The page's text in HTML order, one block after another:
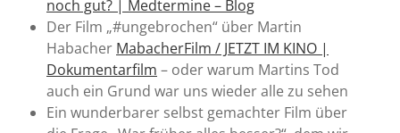
noch gut? | Medtermine – Blog
Der Film „#ungebrochen“ über Martin
Habacher MabacherFilm / JETZT IM KINO |
Dokumentarfilm – oder warum Martins Tod
auch ein Grund war uns wieder alle zu sehen
Ein wunderbarer selbst gemachter Film über